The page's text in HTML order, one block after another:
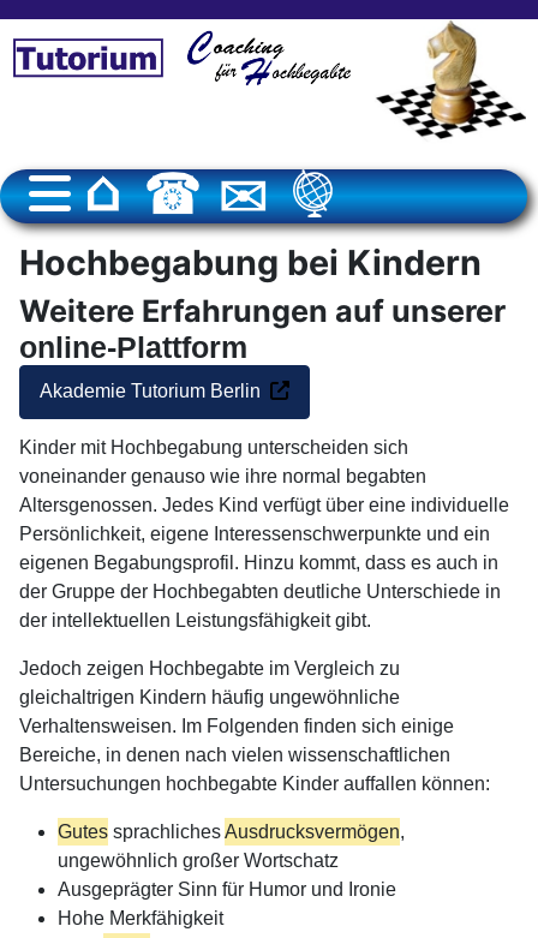
Hochbegabung bei Kindern
Weitere Erfahrungen auf unserer
online-Plattform
Akademie Tutorium Berlin
Kinder mit Hochbegabung unterscheiden sich
voneinander genauso wie ihre normal begabten
Altersgenossen. Jedes Kind verfügt über eine individuelle
Persönlichkeit, eigene Interessenschwerpunkte und ein
eigenen Begabungsprofil. Hinzu kommt, dass es auch in
der Gruppe der Hochbegabten deutliche Unterschiede in
der intellektuellen Leistungsfähigkeit gibt.
Jedoch zeigen Hochbegabte im Vergleich zu
gleichaltrigen Kindern häufig ungewöhnliche
Verhaltensweisen. Im Folgenden finden sich einige
Bereiche, in denen nach vielen wissenschaftlichen
Untersuchungen hochbegabte Kinder auffallen können:
Gutes sprachlichesAusdrucksvermögen,
ungewöhnlich großer Wortschatz
Ausgeprägter Sinn für Humor und Ironie
Hohe Merkfähigkeit